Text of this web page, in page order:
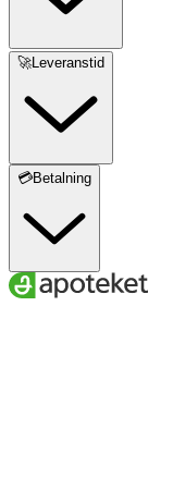
🚀Leveranstid
💳Betalning